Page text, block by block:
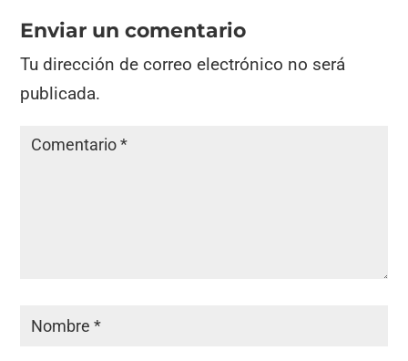
Enviar un comentario
Tu dirección de correo electrónico no será
publicada.